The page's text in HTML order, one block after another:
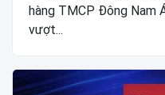
hàng TMCP Đông Nam
vượt...